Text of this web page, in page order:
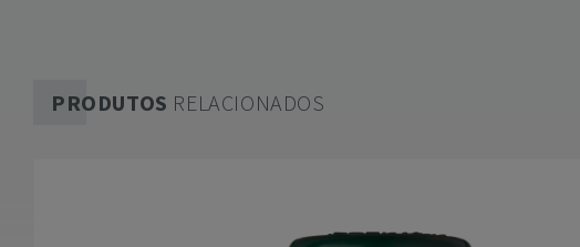
PRODUTOS RELACIONADOS